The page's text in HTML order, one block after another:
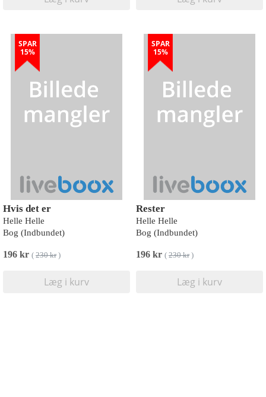
SPAR
15%
Hvis det er
Helle Helle
Bog (Indbundet)
196 kr ( 230 kr)
Læg i kurv
SPAR
15%
Rester
Helle Helle
Bog (Indbundet)
196 kr ( 230 kr)
Læg i kurv